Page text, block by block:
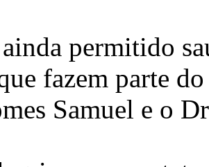
permitido
fazem parte
Samuel e o